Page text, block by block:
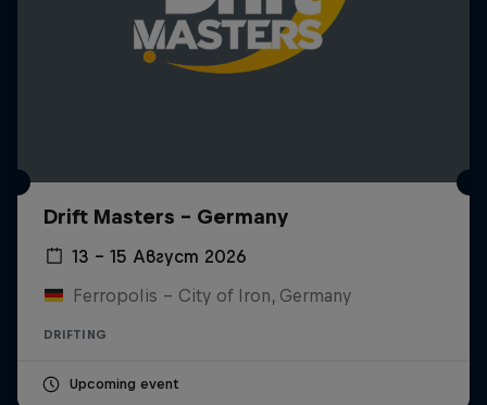
Drift Masters – Germany
13 – 15 Август 2026
Ferropolis – City of Iron, Germany
DRIFTING
Upcoming event